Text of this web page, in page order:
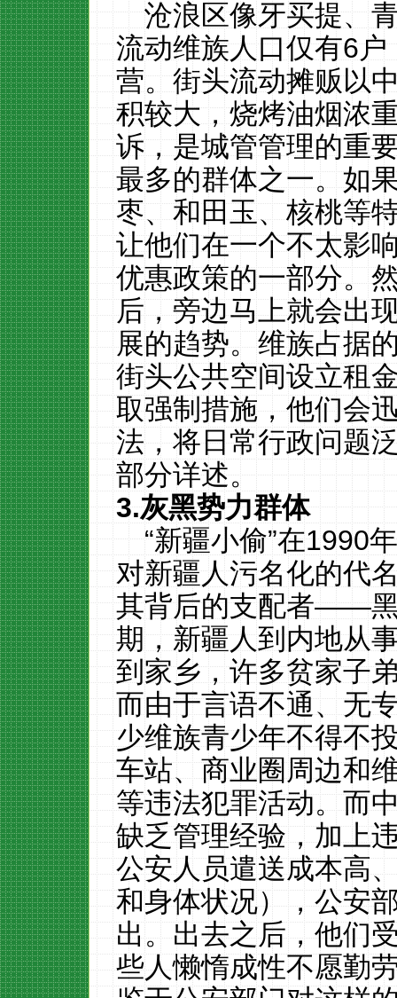
沧浪区像牙买提、
流动维族人口仅有6户
营。街头流动摊贩以
积较大，烧烤油烟浓
诉，是城管管理的重
最多的群体之一。如
枣、和田玉、核桃等
让他们在一个不太影
优惠政策的一部分。
后，旁边马上就会出
展的趋势。维族占据
街头公共空间设立租
取强制措施，他们会
法，将日常行政问题
部分详述。
3.灰黑势力群体
“新疆小偷”在1990
对新疆人污名化的代
其背后的支配者——
期，新疆人到内地从
到家乡，许多贫家子
而由于言语不通、无
少维族青少年不得不
车站、商业圈周边和
等违法犯罪活动。而
缺乏管理经验，加上
公安人员遣送成本高
和身体状况），公安
出。出去之后，他们
些人懒惰成性不愿勤